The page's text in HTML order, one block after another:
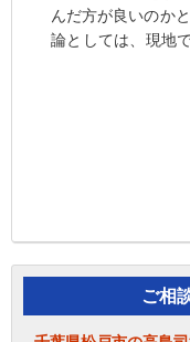
んだ方が良いのか
論としては、現地
ご相